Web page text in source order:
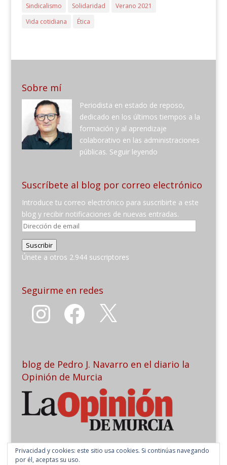
Sindicalismo
Solidaridad
Verano 2021
Vida cotidiana
Ética
Sobre mí
Periodista en estado de reposo,
dedicado en los últimos tiempos a la
formación y al aprendizaje
colaborativo en las administraciones
públicas. Seguir leyendo
Suscríbete al blog por correo electrónico
Introduce tu correo electrónico para suscribirte a este
blog y recibir notificaciones de nuevas entradas.
Dirección
de
email
Suscribir
Únete a otros 2.944 suscriptores
Seguirme en redes
Instagram Facebook
blog de Pedro J. Navarro en el diario la
Opinión de Murcia
Privacidad y cookies: este sitio usa cookies. Si continúas navegando
por él, aceptas su uso.